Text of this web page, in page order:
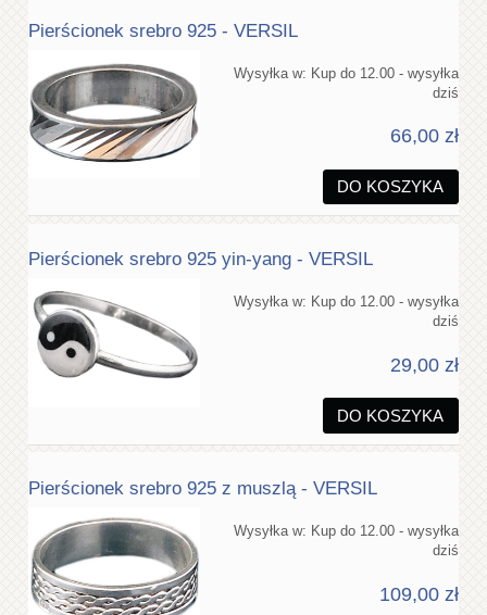
Pierścionek srebro 925 - VERSIL
Wysyłka w: Kup do 12.00 - wysyłka
dziś
66,00 zł
DO KOSZYKA
Pierścionek srebro 925 yin-yang - VERSIL
Wysyłka w: Kup do 12.00 - wysyłka
dziś
29,00 zł
DO KOSZYKA
Pierścionek srebro 925 z muszlą - VERSIL
Wysyłka w: Kup do 12.00 - wysyłka
dziś
109,00 zł